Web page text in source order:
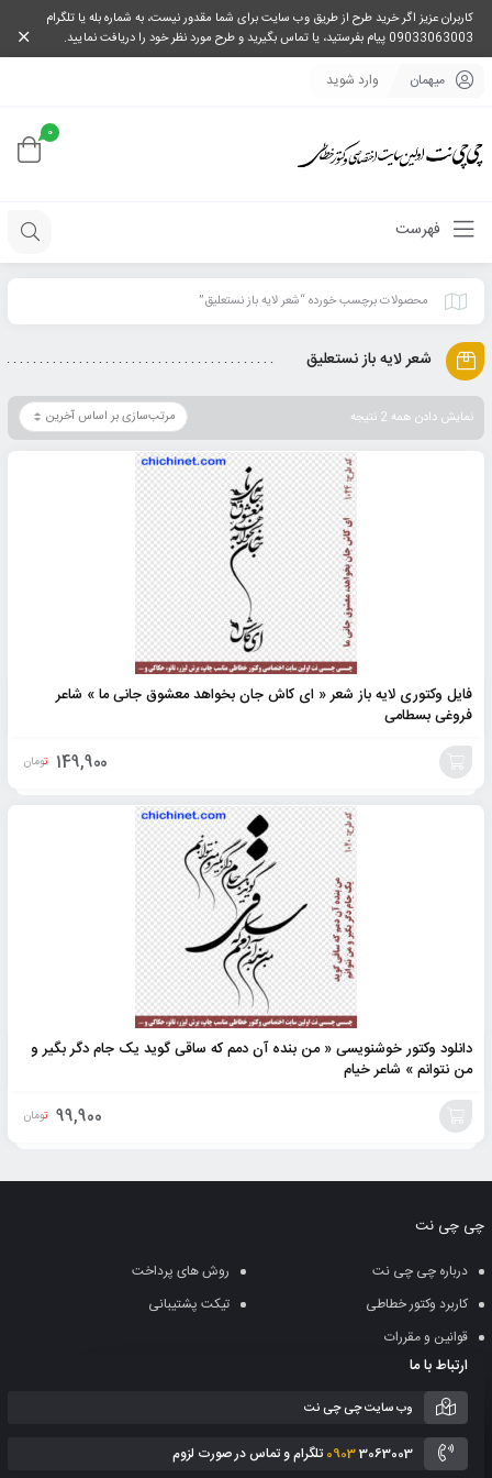
کاربران عزیز اگر خرید طرح از طریق وب سایت برای شما مقدور نیست، به شماره بله یا تلگرام
09033063003 پیام بفرستید، یا تماس بگیرید و طرح مورد نظر خود را دریافت نمایید.
میهمان وارد شوید
0
فهرست
محصولات برچسب خورده “شعر لایه باز نستعلیق”
شعر لایه باز نستعلیق
نمایش دادن همه 2 نتیجه
فایل وکتوری لایه باز شعر « ای کاش جان بخواهد معشوق جانی ما » شاعر
فروغی بسطامی
149,900 تومان
دانلود وکتور خوشنویسی « من بنده آن دمم که ساقی گوید یک جام دگر بگیر و
من نتوانم » شاعر خیام
99,900 تومان
سبد
چی چی نت
درباره چی چی نت
روش های پرداخت
کاربرد وکتور خطاطی
تیکت پشتیبانی
قوانین و مقررات
ارتباط با ما
وب سایت چی چی نت
09033063003 تلگرام و تماس در صورت لزوم